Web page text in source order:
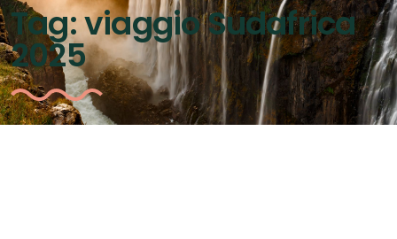
Tag:viaggio Sudafrica
2025